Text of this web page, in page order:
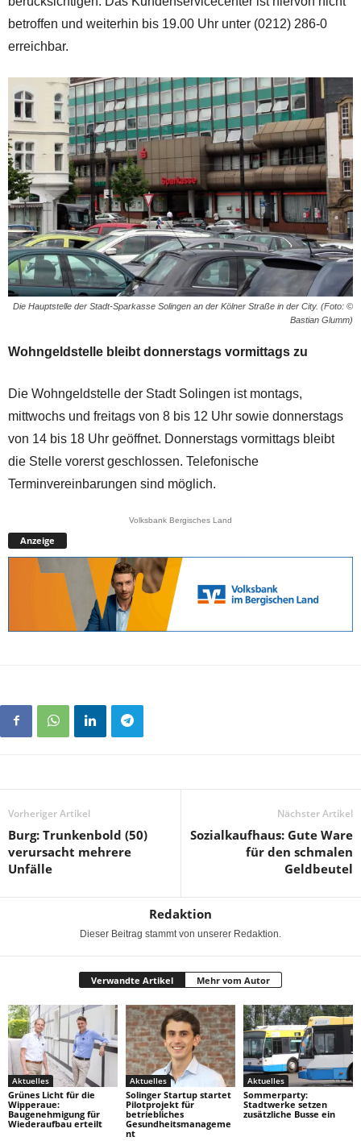
betroffen und weiterhin bis 19.00 Uhr unter (0212) 286-0
erreichbar.
Die Hauptstelle der Stadt-Sparkasse Solingen an der Kölner Straße in der City. (Foto: ©
Bastian Glumm)
Wohngeldstelle bleibt donnerstags vormittags zu
Die Wohngeldstelle der Stadt Solingen ist montags,
mittwochs und freitags von 8 bis 12 Uhr sowie donnerstags
von 14 bis 18 Uhr geöffnet. Donnerstags vormittags bleibt
die Stelle vorerst geschlossen. Telefonische
Terminvereinbarungen sind möglich.
Volksbank Bergisches Land
Anzeige
Vorheriger Artikel
Burg: Trunkenbold (50)
verursacht mehrere
Unfälle
Nächster Artikel
Sozialkaufhaus: Gute Ware
für den schmalen
Geldbeutel
Redaktion
Dieser Beitrag stammt von unserer Redaktion.
Verwandte Artikel Mehr vom Autor
Aktuelles
Grünes Licht für die
Wipperaue:
Baugenehmigung für
Wiederaufbau erteilt
Aktuelles
Solinger Startup startet
Pilotprojekt für
betriebliches
Gesundheitsmanageme
nt
Aktuelles
Sommerparty:
Stadtwerke setzen
zusätzliche Busse ein